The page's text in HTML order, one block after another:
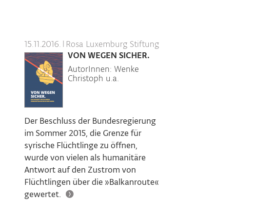
15.11.2016. | Rosa Luxemburg Stiftung
VON WEGEN SICHER.
AutorInnen: Wenke
Christoph u.a.
Der Beschluss der Bundesregierung
im Sommer 2015, die Grenze für
syrische Flüchtlinge zu öffnen,
wurde von vielen als humanitäre
Antwort auf den Zustrom von
Flüchtlingen über die »Balkanroute«
gewertet.